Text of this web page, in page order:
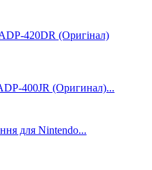
420DR (Оригінал)
400JR (Оригинал)...
для Nintendo...